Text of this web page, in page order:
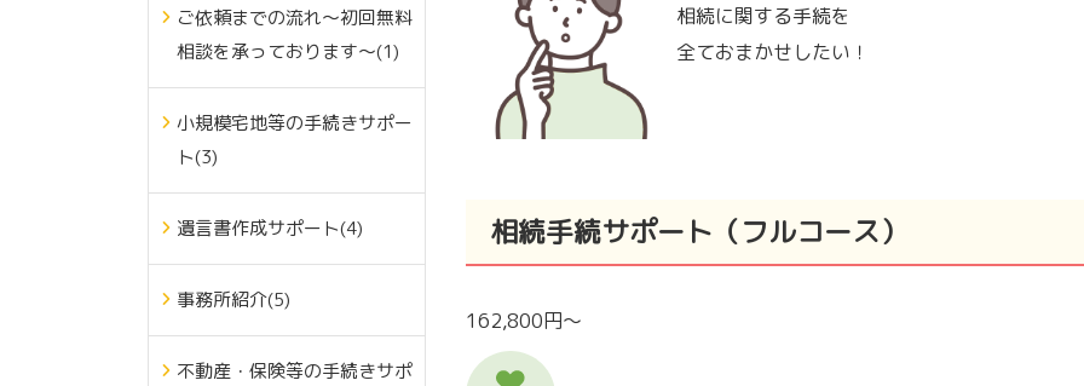
ご依頼までの流れ～初回無料
相談を承っております～(1)
小規模宅地等の手続きサポー
ト(3)
遺言書作成サポート(4)
事務所紹介(5)
不動産・保険等の手続きサポ
相続に関する手続を
全ておまかせしたい！
相続手続サポート（フルコース）
162,800円～